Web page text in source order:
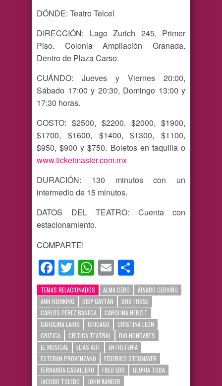
DÓNDE: Teatro Telcel
DIRECCIÓN: Lago Zurich 245, Primer
Piso. Colonia Ampliación Granada.
Dentro de Plaza Carso.
CUÁNDO: Jueves y Viernes 20:00,
Sábado 17:00 y 20:30, Domingo 13:00 y
17:30 horas.
COSTO: $2500, $2200, $2000, $1900,
$1700, $1600, $1400, $1300, $1100,
$950, $900 y $750. Boletos en taquilla o
www.ticketmaster.com.mx
DURACIÓN: 130 minutos con un
intermedio de 15 minutos.
DATOS DEL TEATRO: Cuenta con
estacionamiento.
COMPARTE!
Facebook
TwitterWhatsApp
Email
TEMAS RELACIONADOS ALMA CERO
ÁLVARO CERVIÑO
ANN REINKING
BIBY GAYTÁN
BOB FOSSE
CARLOS PÉREZ BANEGA
CAROLINA HERZLT
CAROLINA LARIS
CHICAGO
CRISTINA LEÓN
CRITICA
CRÌTICA TEATRAL
DIO HONDARES
EL MUSICAL
ELÍAS AJIT
ENTRETENIA
ESTEBAN PROVENZANO
FEDERICO STEGMAYER
FERNANDA CABALLERO
FRED EBB
GLORIA TOBA
JACOBO TOLEDO
JOHN KANDER